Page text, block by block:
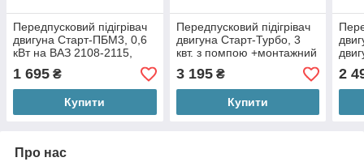
Передпусковий підігрівач
двигуна Старт-ПБМ3, 0,6
кВт на ВАЗ 2108-2115,
1 695 ₴
Купити
Передпусковий підігрівач
двигуна Старт-Турбо, 3
квт. з помпою +монтажний
3 195₴
Купити
2
Про нас